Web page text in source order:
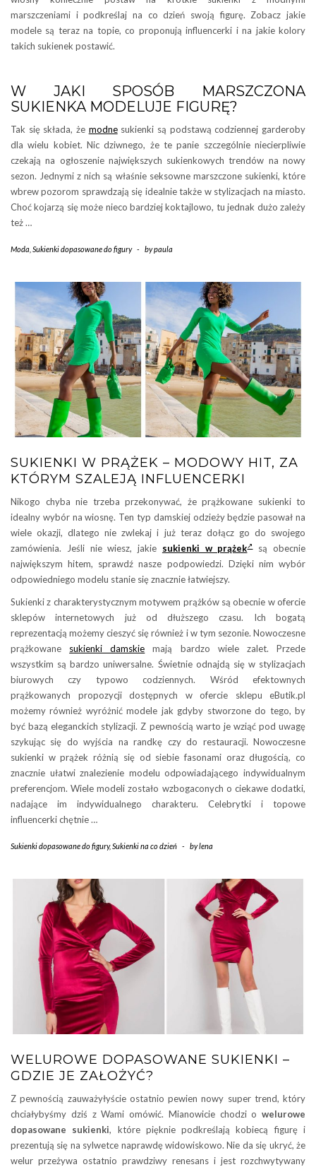
marszczeniami i podkreślaj na co dzień swoją figurę. Zobacz jakie
modele są teraz na topie, co proponują influencerki i na jakie kolory
takich sukienek postawić.
W JAKI SPOSÓB MARSZCZONA
SUKIENKA MODELUJE FIGURĘ?
Tak się składa, że modnesukienki są podstawą codziennej garderoby
dla wielu kobiet. Nic dziwnego, że te panie szczególnie niecierpliwie
czekają na ogłoszenie największych sukienkowych trendów na nowy
sezon. Jednymi z nich są właśnie seksowne marszczone sukienki, które
wbrew pozorom sprawdzają się idealnie także w stylizacjach na miasto.
Choć kojarzą się może nieco bardziej koktajlowo, tu jednak dużo zależy
też …
Moda Sukienki dopasowane do figury - bypaula
SUKIENKI W PRĄŻEK – MODOWY HIT, ZA
KTÓRYM SZALEJĄ INFLUENCERKI
Nikogo chyba nie trzeba przekonywać, że prążkowane sukienki to
idealny wybór na wiosnę. Ten typ damskiej odzieży będzie pasował na
wiele okazji, dlatego nie zwlekaj i już teraz dołącz go do swojego
zamówienia. Jeśli nie wiesz, jakie sukienki w prążek są obecnie
największym hitem, sprawdź nasze podpowiedzi. Dzięki nim wybór
odpowiedniego modelu stanie się znacznie łatwiejszy.
Sukienki z charakterystycznym motywem prążków są obecnie w ofercie
sklepów internetowych już od dłuższego czasu. Ich bogatą
reprezentacją możemy cieszyć się również i w tym sezonie. Nowoczesne
prążkowane sukienki damskie mają bardzo wiele zalet. Przede
wszystkim są bardzo uniwersalne. Świetnie odnajdą się w stylizacjach
biurowych czy typowo codziennych. Wśród efektownych
prążkowanych propozycji dostępnych w ofercie sklepu eButik.pl
możemy również wyróżnić modele jak gdyby stworzone do tego, by
być bazą eleganckich stylizacji. Z pewnością warto je wziąć pod uwagę
szykując się do wyjścia na randkę czy do restauracji. Nowoczesne
sukienki w prążek różnią się od siebie fasonami oraz długością, co
znacznie ułatwi znalezienie modelu odpowiadającego indywidualnym
preferencjom. Wiele modeli zostało wzbogaconych o ciekawe dodatki,
nadające im indywidualnego charakteru. Celebrytki i topowe
influencerki chętnie …
Sukienki dopasowane do figury,Sukienki na co dzień - bylena
WELUROWE DOPASOWANE SUKIENKI –
GDZIE JE ZAŁOŻYĆ?
Z pewnością zauważyłyście ostatnio pewien nowy super trend, który
chciałybyśmy dziś z Wami omówić. Mianowicie chodzi o welurowe
dopasowane sukienki, które pięknie podkreślają kobiecą figurę i
prezentują się na sylwetce naprawdę widowiskowo. Nie da się ukryć, że
welur przeżywa ostatnio prawdziwy renesans i jest rozchwytywany